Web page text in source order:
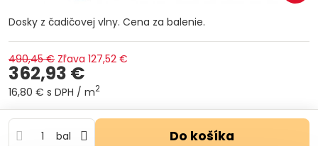
Dosky z čadičovej vlny. Cena za balenie.
490,45 € Zľava 127,52 €
362,93 €
16,80 € s DPH / m2
bal Do košíka